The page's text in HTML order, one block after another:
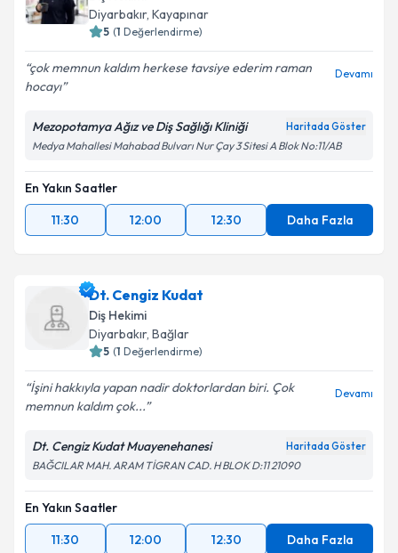
Diyarbakır, Kayapınar
5 (1 Değerlendirme)
çok memnun kaldım herkese tavsiye ederim raman
hocayı
Devamı
Mezopotamya Ağız ve Diş Sağlığı Kliniği Haritada Göster
Medya Mahallesi Mahabad Bulvarı Nur Çay 3 Sitesi A Blok No:11/AB
En Yakın Saatler
11:30
12:00 12:30 Daha Fazla
Dt. Cengiz Kudat
Diş Hekimi
Diyarbakır, Bağlar
5 (1 Değerlendirme)
İşini hakkıyla yapan nadir doktorlardan biri. Çok
memnun kaldım çok...
Devamı
Dt. Cengiz Kudat Muayenehanesi Haritada Göster
BAĞCILAR MAH. ARAM TİGRAN CAD. H BLOK D:11 21090
En Yakın Saatler
11:30
12:00 12:30 Daha Fazla